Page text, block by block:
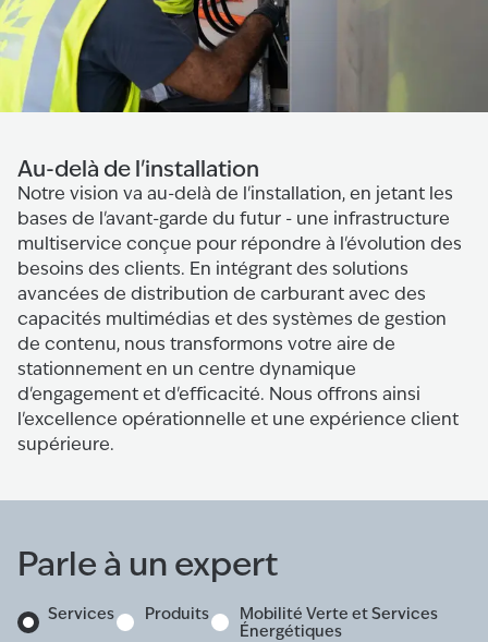
Au-delà de l'installation
Notre vision va au-delà de l'installation, en jetant les
bases de l'avant-garde du futur - une infrastructure
multiservice conçue pour répondre à l'évolution des
besoins des clients. En intégrant des solutions
avancées de distribution de carburant avec des
capacités multimédias et des systèmes de gestion
de contenu, nous transformons votre aire de
stationnement en un centre dynamique
d'engagement et d'efficacité. Nous offrons ainsi
l'excellence opérationnelle et une expérience client
supérieure.
Parle à un expert
Services Produits
Mobilité Verte et Services
Énergétiques